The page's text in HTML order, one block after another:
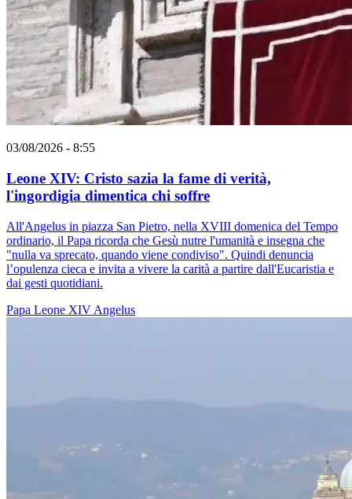
03/08/2026 - 8:55
Leone XIV: Cristo sazia la fame di verità,
l'ingordigia dimentica chi soffre
All'Angelus in piazza San Pietro, nella XVIII domenica del Tempo
ordinario, il Papa ricorda che Gesù nutre l'umanità e insegna che
"nulla va sprecato, quando viene condiviso". Quindi denuncia
l’opulenza cieca e invita a vivere la carità a partire dall'Eucaristia e
dai gesti quotidiani.
Papa Leone XIV Angelus